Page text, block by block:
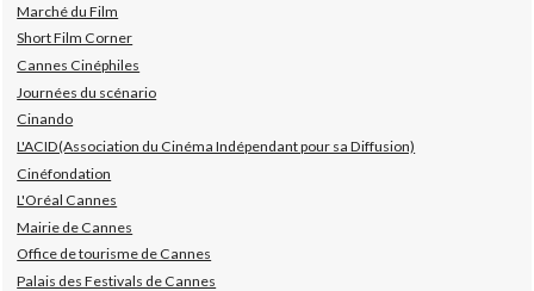
Marché du Film
Short Film Corner
Cannes Cinéphiles
Journées du scénario
Cinando
L'ACID(Association du Cinéma Indépendant pour sa Diffusion)
Cinéfondation
L'Oréal Cannes
Mairie de Cannes
Office de tourisme de Cannes
Palais des Festivals de Cannes